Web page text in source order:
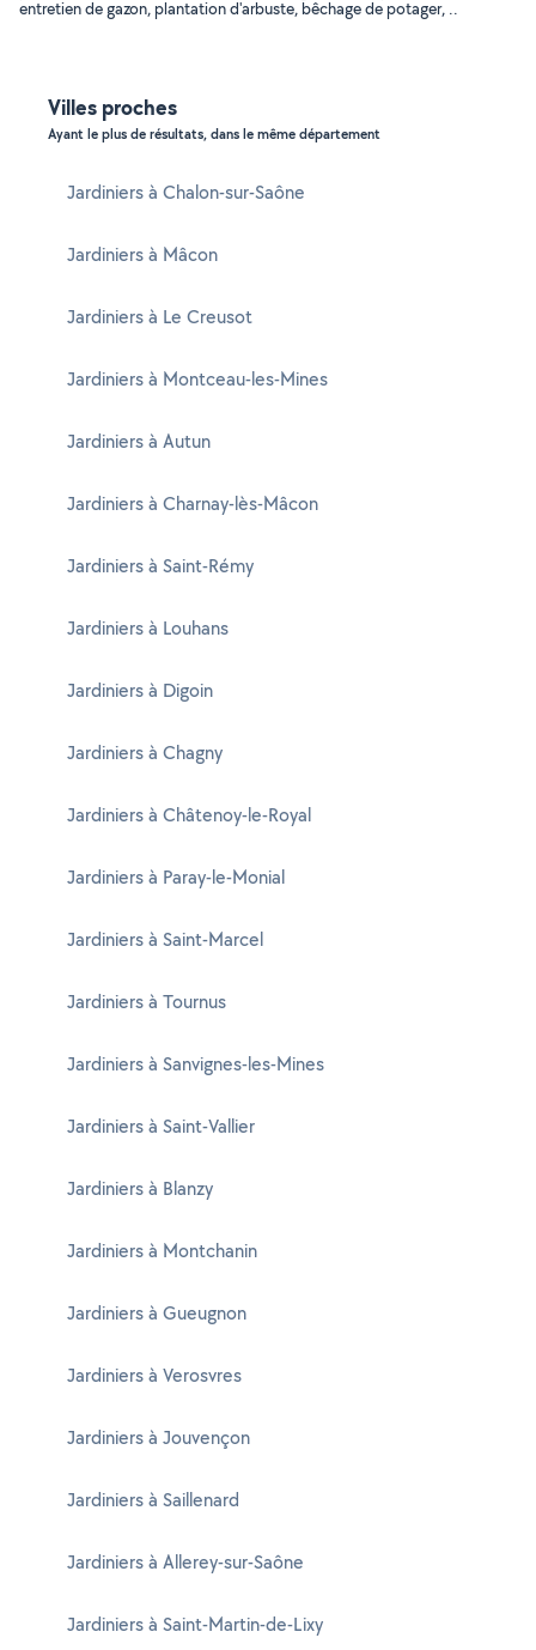
entretien de gazon, plantation d'arbuste, bêchage de potager, ..
Villes proches
Ayant le plus de résultats, dans le même département
Jardiniers à Chalon-sur-Saône
Jardiniers à Mâcon
Jardiniers à Le Creusot
Jardiniers à Montceau-les-Mines
Jardiniers à Autun
Jardiniers à Charnay-lès-Mâcon
Jardiniers à Saint-Rémy
Jardiniers à Louhans
Jardiniers à Digoin
Jardiniers à Chagny
Jardiniers à Châtenoy-le-Royal
Jardiniers à Paray-le-Monial
Jardiniers à Saint-Marcel
Jardiniers à Tournus
Jardiniers à Sanvignes-les-Mines
Jardiniers à Saint-Vallier
Jardiniers à Blanzy
Jardiniers à Montchanin
Jardiniers à Gueugnon
Jardiniers à Verosvres
Jardiniers à Jouvençon
Jardiniers à Saillenard
Jardiniers à Allerey-sur-Saône
Jardiniers à Saint-Martin-de-Lixy